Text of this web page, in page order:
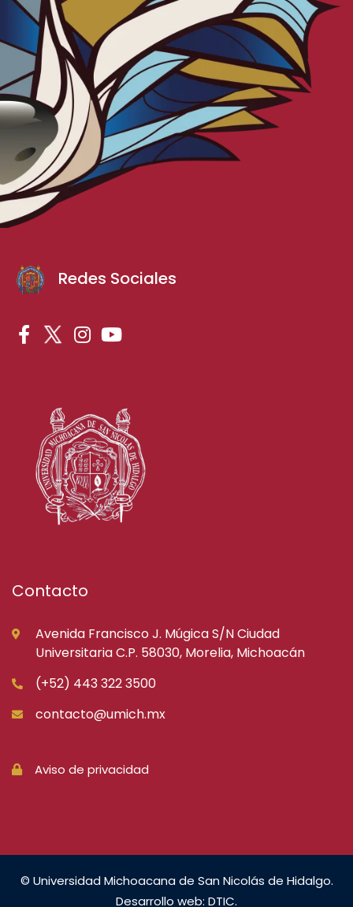
Redes Sociales
Contacto
Avenida Francisco J. Múgica S/N Ciudad
Universitaria C.P. 58030, Morelia, Michoacán
(+52) 443 322 3500
contacto@umich.mx
Aviso de privacidad
© Universidad Michoacana de San Nicolás de Hidalgo.
Desarrollo web: DTIC.